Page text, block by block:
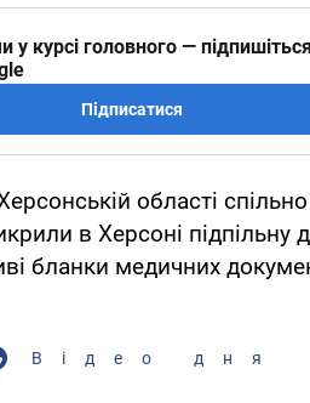
у курсі головного —
Підписатися
області
в Херсоні підпільну
бланки медичних
Відео дня